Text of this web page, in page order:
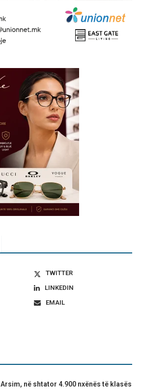
TWITTER
LINKEDIN
EMAIL
Arsim, në shtator 4.900 nxënës të klasës